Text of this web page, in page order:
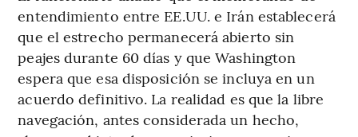
entendimiento entre EE.UU. e Irán establecerá
que el estrecho permanecerá abierto sin
peajes durante 60 días y que Washington
espera que esa disposición se incluya en un
acuerdo definitivo. La realidad es que la libre
navegación, antes considerada un hecho,